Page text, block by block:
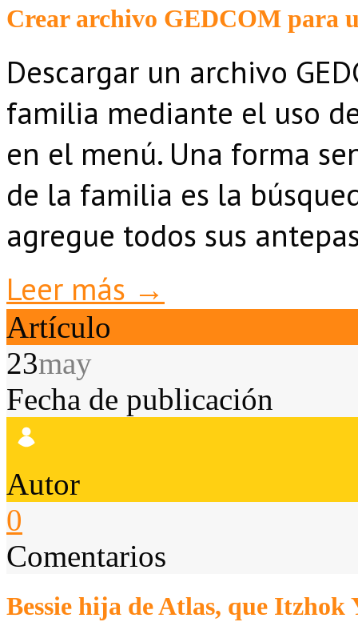
Crear archivo GEDCOM para
Descargar un archivo
familia mediante el uso
en el menú. Una forma
de la familia es la
agregue todos sus
Leer más →
Artículo
23may
Fecha de publicación
Autor
0
Comentarios
Bessie hija de Atlas, que Itzhok